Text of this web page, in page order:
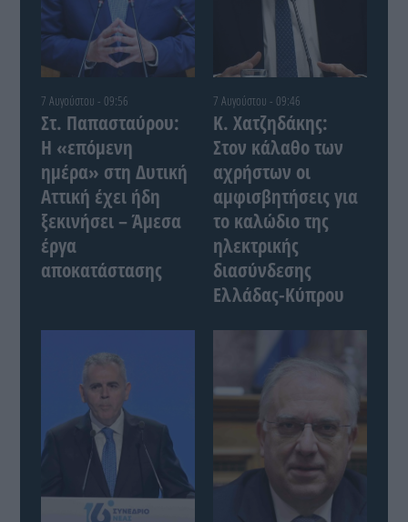
7 Αυγούστου - 09:56
Στ. Παπασταύρου:
Η «επόμενη
ημέρα» στη Δυτική
Αττική έχει ήδη
ξεκινήσει – Άμεσα
έργα
αποκατάστασης
7 Αυγούστου - 09:46
Κ. Χατζηδάκης:
Στον κάλαθο των
αχρήστων οι
αμφισβητήσεις για
το καλώδιο της
ηλεκτρικής
διασύνδεσης
Ελλάδας-Κύπρου